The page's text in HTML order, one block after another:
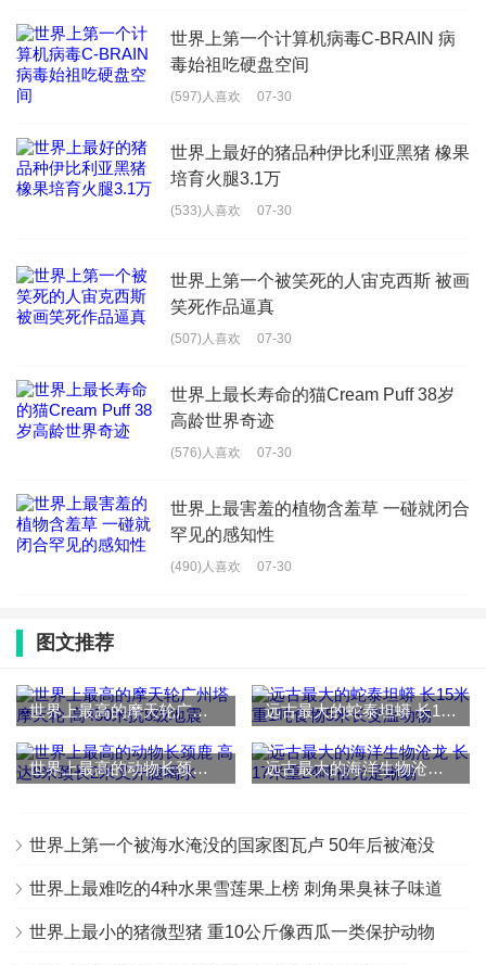
世界上第一个计算机病毒C-BRAIN 病
毒始祖吃硬盘空间
(597)人喜欢 07-30
世界上最好的猪品种伊比利亚黑猪 橡果
培育火腿3.1万
(533)人喜欢 07-30
世界上第一个被笑死的人宙克西斯 被画
笑死作品逼真
(507)人喜欢 07-30
世界上最长寿命的猫Cream Puff 38岁
高龄世界奇迹
(576)人喜欢 07-30
世界上最害羞的植物含羞草 一碰就闭合
罕见的感知性
(490)人喜欢 07-30
图文推荐
世界上最高的摩天轮广州塔摩天轮 高450米抗8级地震 远古最大的蛇泰坦蟒 长15米重1吨食物5米长变温动物
世界上最高的动物长颈鹿 高达8米颈长2米叉开腿喝水 远古最大的海洋生物沧龙 长17米重24吨祖先是蜥蜴
世界上第一个被海水淹没的国家图瓦卢 50年后被淹没
世界上最难吃的4种水果雪莲果上榜 刺角果臭袜子味道
世界上最小的猪微型猪 重10公斤像西瓜一类保护动物